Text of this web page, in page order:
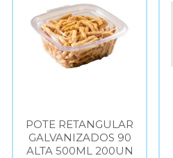
POTE RETANGULAR
GALVANIZADOS 90
ALTA 500ML 200UN